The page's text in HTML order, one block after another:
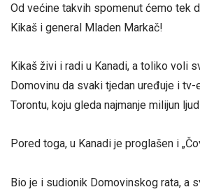
Od većine takvih spomenut ćemo tek
Kikaš i general Mladen Markač!
Kikaš živi i radi u Kanadi, a toliko voli
Domovinu da svaki tjedan uređuje i
Torontu, koju gleda najmanje milijun
Pored toga, u Kanadi je proglašen i
Bio je i sudionik Domovinskog rata, a